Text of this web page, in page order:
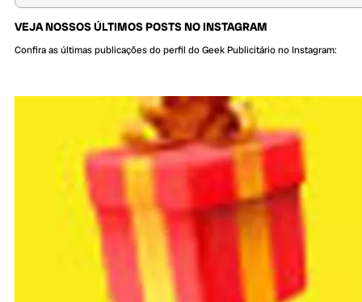
VEJA NOSSOS ÚLTIMOS POSTS NO INSTAGRAM
Confira as últimas publicações do perfil do Geek Publicitário no Instagram: